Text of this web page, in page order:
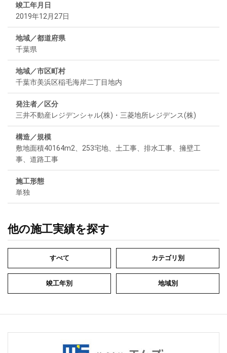
竣工年月日
2019年12月27日
地域／都道府県
千葉県
地域／市区町村
千葉市美浜区稲毛海岸二丁目地内
発注者／区分
三井不動産レジデンシャル(株)・三菱地所レジデンス(株)
構造／規模
敷地面積40164m2、253宅地、土工事、排水工事、擁壁工
事、道路工事
施工形態
単独
他の施工実績を探す
すべて カテゴリ別
竣工年別 地域別